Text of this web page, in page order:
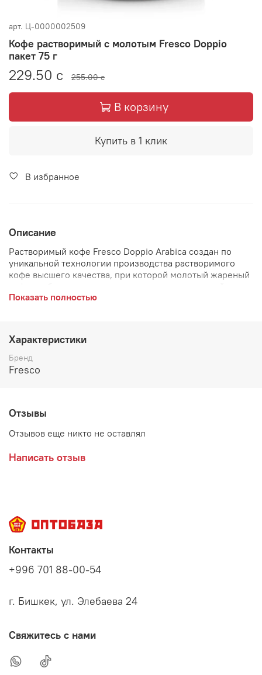
арт. Ц-0000002509
Кофе растворимый с молотым Fresco Doppio
пакет 75 г
229.50 с 255.00 с
В корзину
Купить в 1 клик
В избранное
Описание
Растворимый кофе Fresco Doppio Arabica создан по
уникальной технологии производства растворимого
кофе высшего качества, при которой молотый жареный
частью каждого кристалла сублимированного кофе.
Показать полностью
Характеристики
Бренд
Fresco
Отзывы
Отзывов еще никто не оставлял
Написать отзыв
Контакты
+996 701 88-00-54
г. Бишкек, ул. Элебаева 24
Свяжитесь с нами